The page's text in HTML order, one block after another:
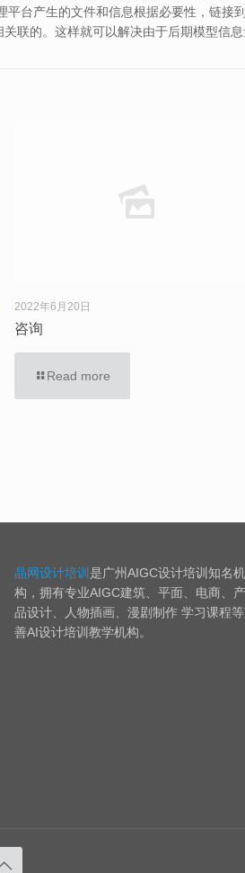
台产生的文件和信息根据必要性，链接
联的。这样就可以解决由于后期模型信息
2022年6月20日
咨询
Read more
晶网设计培训 是广州AIGC设计培训知名机
构，拥有专业AIGC建筑、平面、电商、产
品设计、人物插画、漫剧制作 学习课程
善AI设计培训教学机构。